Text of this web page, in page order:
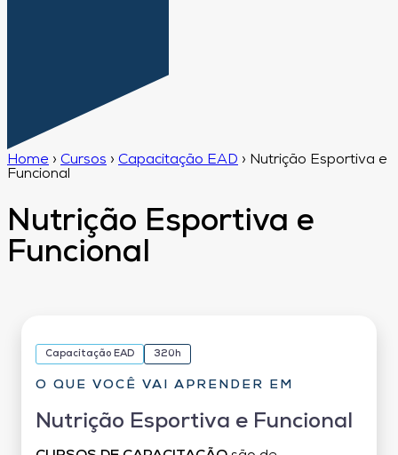
Home › Cursos › Capacitação EAD › Nutrição Esportiva e
Funcional
Nutrição Esportiva e
Funcional
Capacitação EAD 320h
O QUE VOCÊ VAI APRENDER EM
Nutrição Esportiva e Funcional